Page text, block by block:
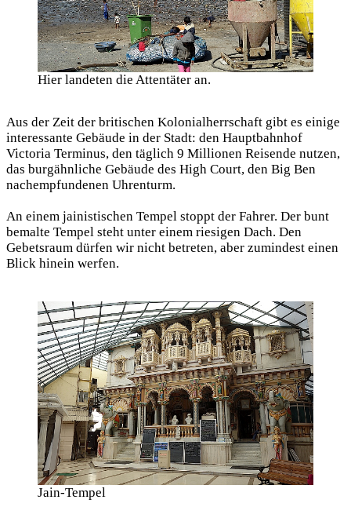
Hier landeten die Attentäter an.
Aus der Zeit der britischen Kolonialherrschaft gibt es einige
interessante Gebäude in der Stadt: den Hauptbahnhof
Victoria Terminus, den täglich 9 Millionen Reisende nutzen,
das burgähnliche Gebäude des High Court, den Big Ben
nachempfundenen Uhrenturm.
An einem jainistischen Tempel stoppt der Fahrer. Der bunt
bemalte Tempel steht unter einem riesigen Dach. Den
Gebetsraum dürfen wir nicht betreten, aber zumindest einen
Blick hinein werfen.
Jain-Tempel